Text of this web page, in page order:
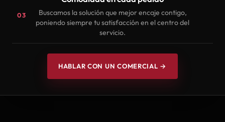
03
Buscamos la solución que mejor encaje contigo,
poniendo siempre tu satisfacción en el centro del
servicio.
HABLAR CON UN COMERCIAL →